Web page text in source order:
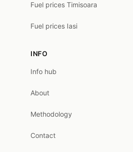
Fuel prices Timisoara
Fuel prices Iasi
INFO
Info hub
About
Methodology
Contact